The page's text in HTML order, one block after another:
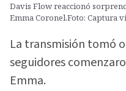
Davis Flow reaccionó
Emma Coronel.Foto: Captura
La transmisión tomó
seguidores
Emma.